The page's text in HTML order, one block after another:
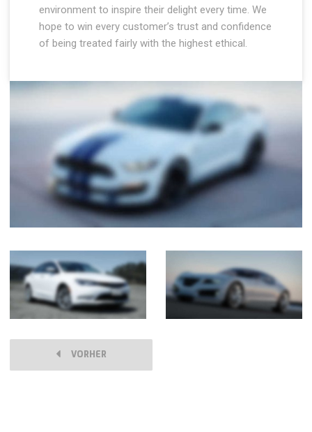
environment to inspire their delight every time. We
hope to win every customer’s trust and confidence
of being treated fairly with the highest ethical.
VORHER